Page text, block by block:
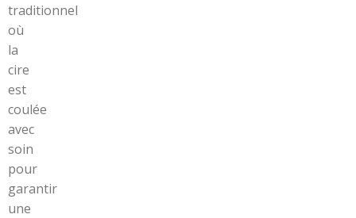
traditionnel
où
la
cire
est
coulée
avec
soin
pour
garantir
une